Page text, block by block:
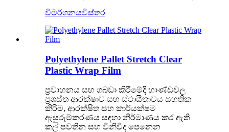
විමර්ශනයවිස්තර
Polyethylene Pallet Stretch Clear
Plastic Wrap Film
ප්‍රවාහනය සහ ගබඩා කිරීමේදී භාණ්ඩවල
ප්‍රශස්ත ආරක්ෂාව සහ ස්ථායීතාවය සහතික
කිරීම, ආරක්ෂිත සහ කාර්යක්ෂම
ඇසුරුම්කරණය සඳහා නිර්මාණය කර ඇති
කල් පවතින සහ විනිවිද පෙනෙන